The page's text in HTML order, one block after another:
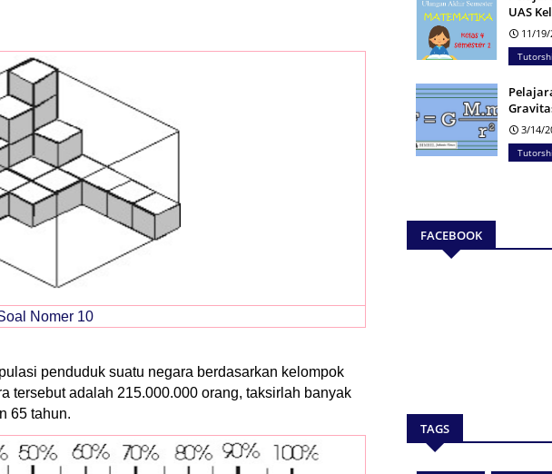
Nomer 10
penduduk suatu negara berdasarkan kelompok
tersebut adalah 215.000.000 orang, taksirlah banyak
65 tahun.
UAS
11/19/
3/14/
FACEBOOK
TAGS